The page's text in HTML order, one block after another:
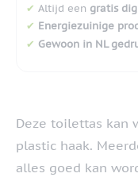
✔ Altijd een gratis
✔ Energiezuinige
✔ Gewoon in NL
Deze toilettas kan
plastic haak.
alles goed kan